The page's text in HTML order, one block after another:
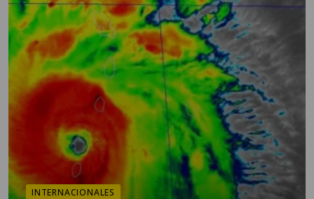
INTERNACIONALES